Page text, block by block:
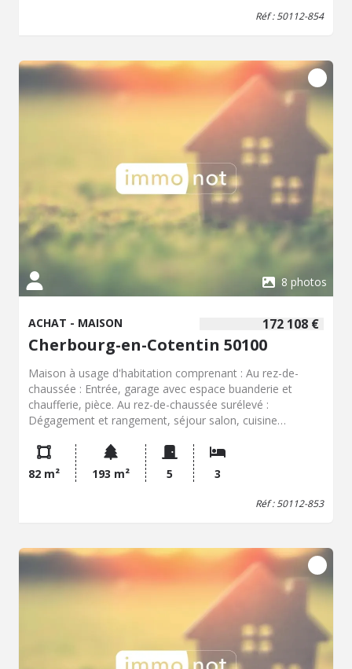
Réf : 50112-854
8 photos
172 108 €
ACHAT - MAISON
Cherbourg-en-Cotentin 50100
Maison à usage d'habitation comprenant : Au rez-de-
chaussée : Entrée, garage avec espace buanderie et
chaufferie, pièce. Au rez-de-chaussée surélevé :
Dégagement et rangement, séjour salon, cuisine
indépendant. Egalement inclus Grenier au-dessus, jardin.
82 m²
193 m² 5 3
Réf : 50112-853